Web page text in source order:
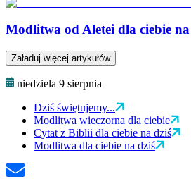
Modlitwa od Aletei dla ciebie
Załaduj więcej artykułów
niedziela 9 sierpnia
Dziś świętujemy...
Modlitwa wieczorna dla ciebie
Cytat z Biblii dla ciebie na dziś
Modlitwa dla ciebie na dziś